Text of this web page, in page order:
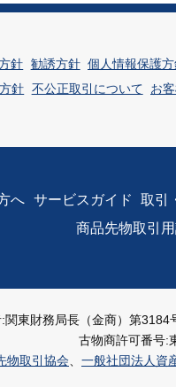
針 勧誘方針 個人情報保護
針 不公正取引について お
へ サービスガイド 取引
商品先物取引
関東財務局長（金商）第3184
古物商許可番号:
物取引協会 一般社団法人資